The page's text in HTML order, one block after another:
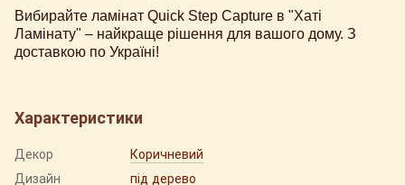
Вибирайте ламінат Quick Step Сapture в "Хаті
Ламінату" – найкраще рішення для вашого дому. З
доставкою по Україні!
Характеристики
Декор
Коричневий
Дизайн
під дерево